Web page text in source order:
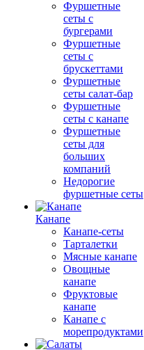
Фуршетные
сеты с
бургерами
Фуршетные
сеты с
брускеттами
Фуршетные
сеты салат-бар
Фуршетные
сеты с канапе
Фуршетные
сеты для
больших
компаний
Недорогие
фуршетные сеты
Канапе
Канапе-сеты
Тарталетки
Мясные канапе
Овощные
канапе
Фруктовые
канапе
Канапе с
морепродуктами